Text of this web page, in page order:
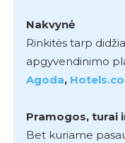
Nakvynė
Rinkitės tarp
apgyvendinimo
Agoda,
Pramogos, turai
Bet kuriame